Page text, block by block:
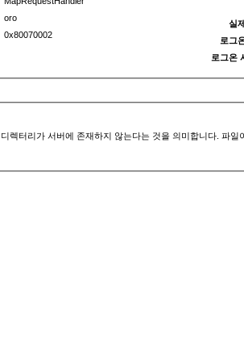
oro
0x80070002
실
로그
로그온
렉터리가 서버에 존재하지 않는다는 것을 의미합니다. 파